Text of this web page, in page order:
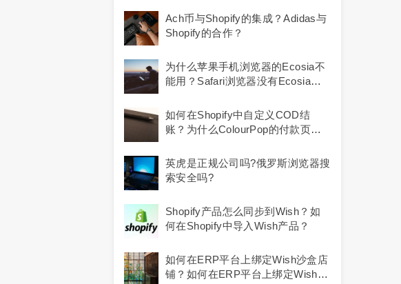
Ach币与Shopify的集成？Adidas与
Shopify的合作？
为什么苹果手机浏览器的ecosia不
能用？safari浏览器没有ecosia怎
如何在Shopify中自定义COD结
账？为什么ColourPop的付款页面
英虎是正规公司吗?俄罗斯浏览器搜
索安全吗?
Shopify产品怎么同步到Wish？如
何在Shopify中导入Wish产品？
如何在ERP平台上绑定Wish沙盒店
铺？如何在ERP平台上绑定Wish平